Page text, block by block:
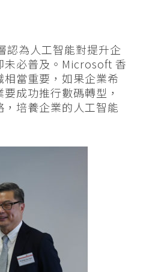
認為人工智能對提升企
未必普及。Microsoft 香
當重要，如果企業希
成功推行數碼轉型，
培養企業的人工智能